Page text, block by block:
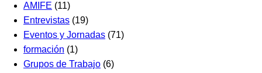
AMIFE (11)
Entrevistas (19)
Eventos y Jornadas (71)
formación (1)
Grupos de Trabajo (6)